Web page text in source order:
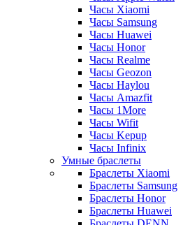
Часы Xiaomi
Часы Samsung
Часы Huawei
Часы Honor
Часы Realme
Часы Geozon
Часы Haylou
Часы Amazfit
Часы 1More
Часы Wifit
Часы Kepup
Часы Infinix
Умные браслеты
Браслеты Xiaomi
Браслеты Samsung
Браслеты Honor
Браслеты Huawei